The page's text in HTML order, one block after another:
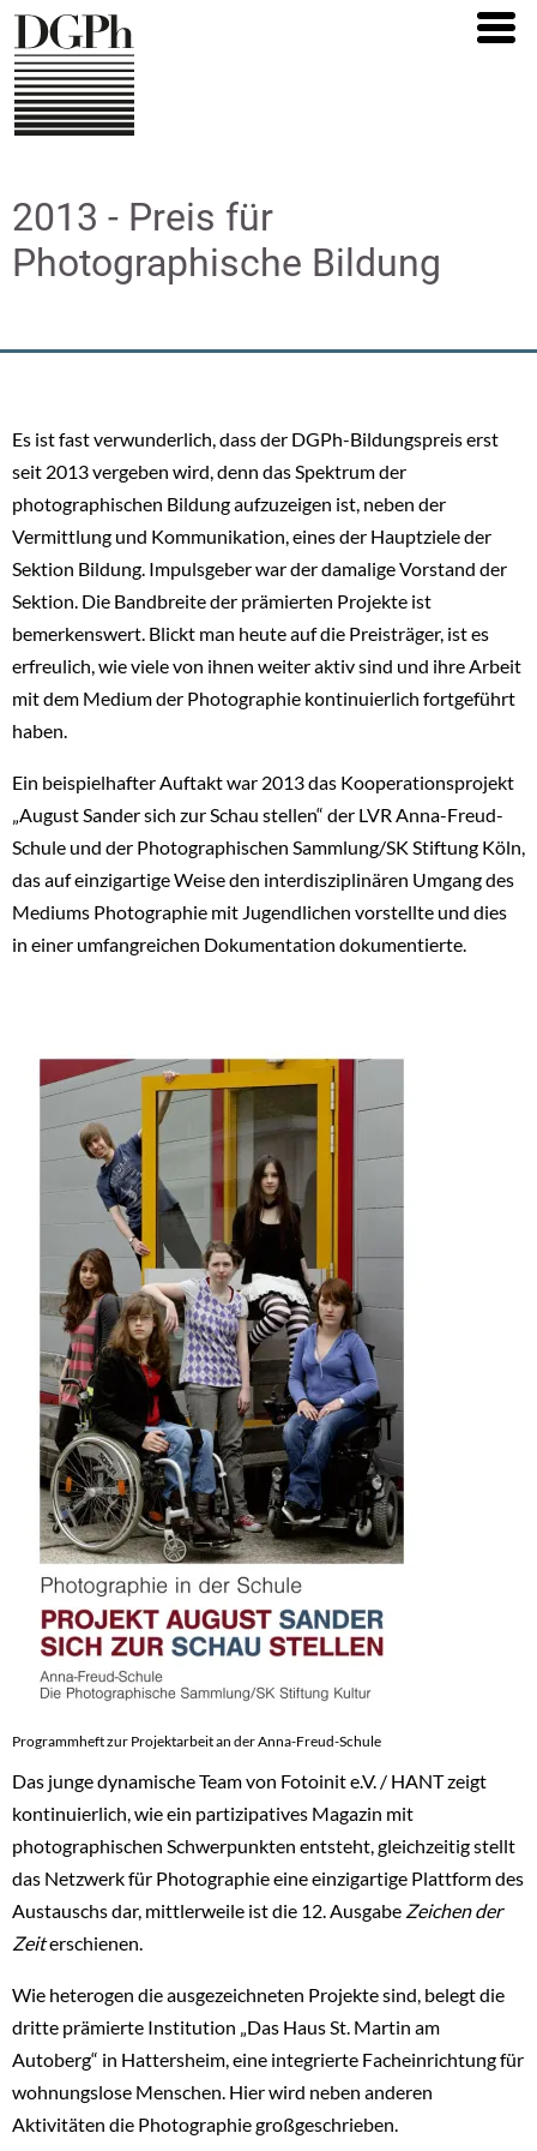
Direkt
zum
Inhalt
2013 - Preis für
Photographische Bildung
Es ist fast verwunderlich, dass der DGPh-Bildungspreis erst
seit 2013 vergeben wird, denn das Spektrum der
photographischen Bildung aufzuzeigen ist, neben der
Vermittlung und Kommunikation, eines der Hauptziele der
Sektion Bildung. Impulsgeber war der damalige Vorstand der
Sektion. Die Bandbreite der prämierten Projekte ist
bemerkenswert. Blickt man heute auf die Preisträger, ist es
erfreulich, wie viele von ihnen weiter aktiv sind und ihre Arbeit
mit dem Medium der Photographie kontinuierlich fortgeführt
haben.
Ein beispielhafter Auftakt war 2013 das Kooperationsprojekt
„August Sander sich zur Schau stellen“ der LVR Anna-Freud-
Schule und der Photographischen Sammlung/SK Stiftung Köln,
das auf einzigartige Weise den interdisziplinären Umgang des
Mediums Photographie mit Jugendlichen vorstellte und dies
in einer umfangreichen Dokumentation dokumentierte.
Programmheft zur Projektarbeit an der Anna-Freud-Schule
Das junge dynamische Team von Fotoinit e.V. / HANT zeigt
kontinuierlich, wie ein partizipatives Magazin mit
photographischen Schwerpunkten entsteht, gleichzeitig stellt
das Netzwerk für Photographie eine einzigartige Plattform des
Austauschs dar, mittlerweile ist die 12. Ausgabe Zeichen der
Zeiterschienen.
Wie heterogen die ausgezeichneten Projekte sind, belegt die
dritte prämierte Institution „Das Haus St. Martin am
Autoberg“ in Hattersheim, eine integrierte Facheinrichtung für
wohnungslose Menschen. Hier wird neben anderen
Aktivitäten die Photographie großgeschrieben.